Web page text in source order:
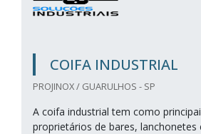
COIFA INDUSTRIAL
PROJINOX / GUARULHOS - SP
A coifa industrial tem como
proprietários de bares, lanchonetes